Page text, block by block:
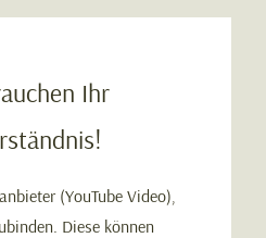
Ihr
(YouTube Video),
Diese können